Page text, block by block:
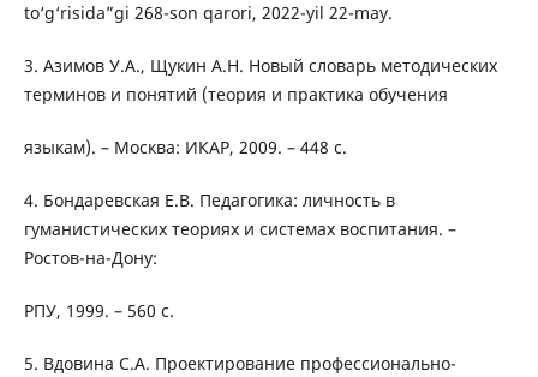
to‘g‘risida”gi 268-son qarori, 2022-yil 22-may.
3. Азимов У.А., Щукин А.Н. Новый словарь методических
терминов и понятий (теория и практика обучения
языкам). – Москва: ИКАР, 2009. – 448 с.
4. Бондаревская Е.В. Педагогика: личность в
гуманистических теориях и системах воспитания. –
Ростов-на-Дону:
РПУ, 1999. – 560 с.
5. Вдовина С.А. Проектирование профессионально-